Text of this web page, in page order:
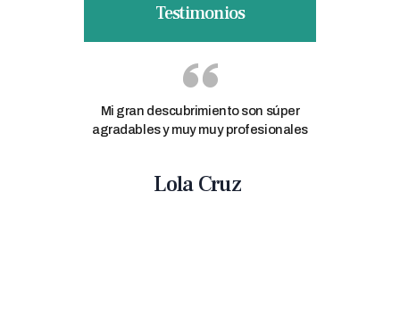
Testimonios
Mi gran descubrimiento son súper
agradables y muy muy profesionales
Lola Cruz